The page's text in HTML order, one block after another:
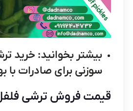
بیشتر بخوانید: خرید
سوزنی برای صادرات با
قیمت فروش ترشی